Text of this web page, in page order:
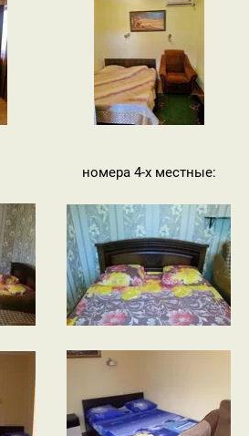
номера 4-х местные: